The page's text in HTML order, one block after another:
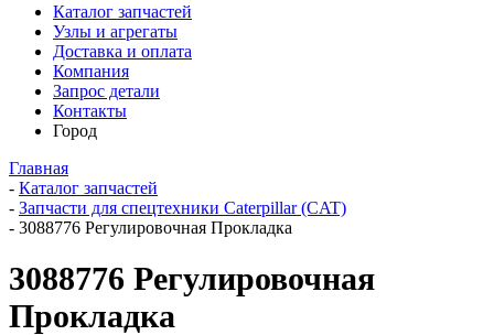
Каталог запчастей
Узлы и агрегаты
Доставка и оплата
Компания
Запрос детали
Контакты
Город
Главная
- Каталог запчастей
- Запчасти для спецтехники Caterpillar (CAT)
- 3088776 Регулировочная Прокладка
3088776 Регулировочная
Прокладка